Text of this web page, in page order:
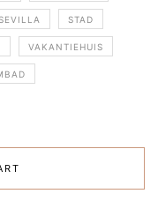
STAD
VAKANTIEHUIS